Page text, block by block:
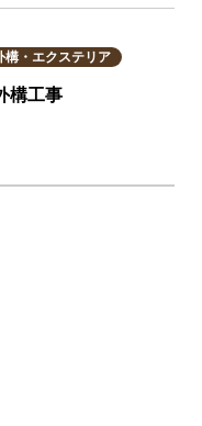
構・エクステリア
構工事